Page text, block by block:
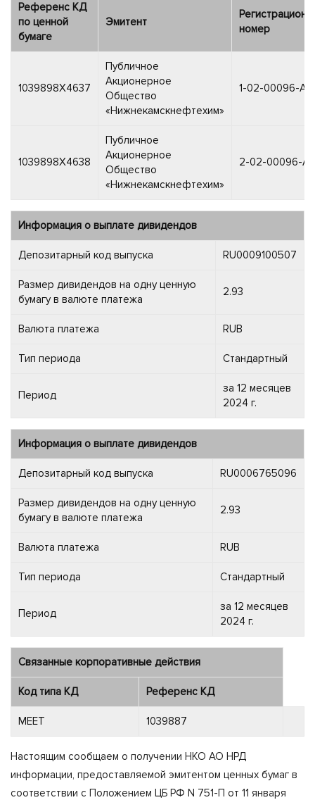
Референс КД
по ценной
бумаге
Эмитент
номер
1039898X4637
Публичное
Акционерное
Общество
«Нижнекамскнефтехим»
1-02-00096-A
1039898X4638
Публичное
Акционерное
Общество
«Нижнекамскнефтехим»
2-02-00096-A
Информация о выплате дивидендов
Депозитарный код выпуска RU0009100507
Размер дивидендов на одну ценную
бумагу в валюте платежа
2.93
Валюта платежа RUB
Тип периода Стандартный
Период
за 12 месяцев
2024 г.
Информация о выплате дивидендов
Депозитарный код выпуска RU0006765096
Размер дивидендов на одну ценную
бумагу в валюте платежа
2.93
Валюта платежа RUB
Тип периода Стандартный
Период
за 12 месяцев
2024 г.
Связанные корпоративные действия
Код типа КД Референс КД
MEET 1039887
Настоящим сообщаем о получении НКО АО НРД
информации, предоставляемой эмитентом ценных бумаг в
соответствии с Положением ЦБ РФ N 751-П от 11 января